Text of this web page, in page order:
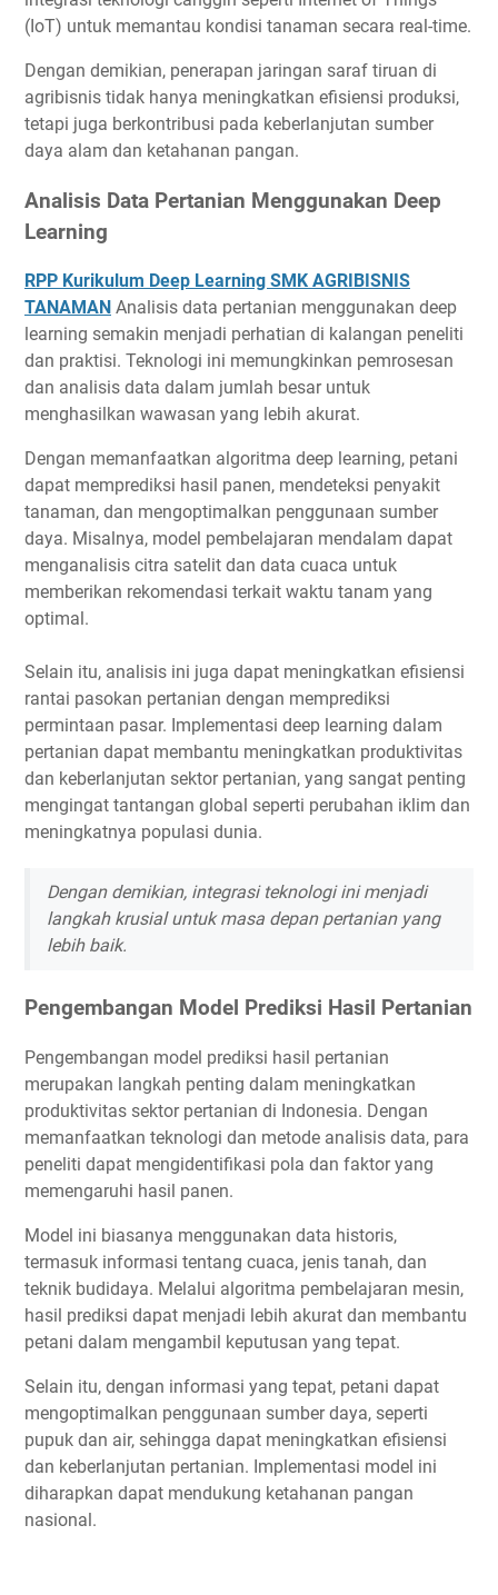
(IoT) untuk memantau kondisi tanaman secara real-time.
Dengan demikian, penerapan jaringan saraf tiruan di
agribisnis tidak hanya meningkatkan efisiensi produksi,
tetapi juga berkontribusi pada keberlanjutan sumber
daya alam dan ketahanan pangan.
Analisis Data Pertanian Menggunakan Deep
Learning
RPP Kurikulum Deep Learning SMK AGRIBISNIS
TANAMAN Analisis data pertanian menggunakan deep
learning semakin menjadi perhatian di kalangan peneliti
dan praktisi. Teknologi ini memungkinkan pemrosesan
dan analisis data dalam jumlah besar untuk
menghasilkan wawasan yang lebih akurat.
Dengan memanfaatkan algoritma deep learning, petani
dapat memprediksi hasil panen, mendeteksi penyakit
tanaman, dan mengoptimalkan penggunaan sumber
daya. Misalnya, model pembelajaran mendalam dapat
menganalisis citra satelit dan data cuaca untuk
memberikan rekomendasi terkait waktu tanam yang
optimal.
Selain itu, analisis ini juga dapat meningkatkan efisiensi
rantai pasokan pertanian dengan memprediksi
permintaan pasar. Implementasi deep learning dalam
pertanian dapat membantu meningkatkan produktivitas
dan keberlanjutan sektor pertanian, yang sangat penting
mengingat tantangan global seperti perubahan iklim dan
meningkatnya populasi dunia.
Dengan demikian, integrasi teknologi ini menjadi
langkah krusial untuk masa depan pertanian yang
lebih baik.
Pengembangan Model Prediksi Hasil Pertanian
Pengembangan model prediksi hasil pertanian
merupakan langkah penting dalam meningkatkan
produktivitas sektor pertanian di Indonesia. Dengan
memanfaatkan teknologi dan metode analisis data, para
peneliti dapat mengidentifikasi pola dan faktor yang
memengaruhi hasil panen.
Model ini biasanya menggunakan data historis,
termasuk informasi tentang cuaca, jenis tanah, dan
teknik budidaya. Melalui algoritma pembelajaran mesin,
hasil prediksi dapat menjadi lebih akurat dan membantu
petani dalam mengambil keputusan yang tepat.
Selain itu, dengan informasi yang tepat, petani dapat
mengoptimalkan penggunaan sumber daya, seperti
pupuk dan air, sehingga dapat meningkatkan efisiensi
dan keberlanjutan pertanian. Implementasi model ini
diharapkan dapat mendukung ketahanan pangan
nasional.